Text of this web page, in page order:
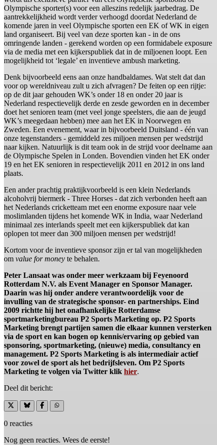
Olympische sporter(s) voor een alleszins redelijk jaarbedrag. De
aantrekkelijkheid wordt verder verhoogd doordat Nederland de
komende jaren in veel Olympische sporten een EK of WK in eigen
land organiseert. Bij veel van deze sporten kan - in de ons
omringende landen - gerekend worden op een formidabele exposure
via de media met een kijkerspubliek dat in de miljoenen loopt. Een
mogelijkheid tot ‘legale’ en inventieve ambush marketing.
Denk bijvoorbeeld eens aan onze handbaldames. Wat stelt dat dan
voor op wereldniveau zult u zich afvragen? De feiten op een rijtje:
op de dit jaar gehouden WK’s onder 18 en onder 20 jaar is
Nederland respectievelijk derde en zesde geworden en in december
doet het senioren team (met veel jonge speelsters, die aan de jeugd
WK’s meegedaan hebben) mee aan het EK in Noorwegen en
Zweden. Een evenement, waar in bijvoorbeeld Duitsland - één van
onze tegenstanders - gemiddeld zes miljoen mensen per wedstrijd
naar kijken. Natuurlijk is dit team ook in de strijd voor deelname aan
de Olympische Spelen in Londen. Bovendien vinden het EK onder
19 en het EK senioren in respectievelijk 2011 en 2012 in ons land
plaats.
Een ander prachtig praktijkvoorbeeld is een klein Nederlands
alcoholvrij biermerk - Three Horses - dat zich verbonden heeft aan
het Nederlands cricketteam met een enorme exposure naar vele
moslimlanden tijdens het komende WK in India, waar Nederland
minimaal zes interlands speelt met een kijkerspubliek dat kan
oplopen tot meer dan 300 miljoen mensen per wedstrijd!
Kortom voor de inventieve sponsor zijn er tal van mogelijkheden
om value for money te behalen.
Peter Lansaat was onder meer werkzaam bij Feyenoord
Rotterdam N.V. als Event Manager en Sponsor Manager.
Daarin was hij onder andere verantwoordelijk voor de
invulling van de strategische sponsor- en partnerships. Eind
2009 richtte hij het onafhankelijke Rotterdamse
sportmarketingbureau P2 Sports Marketing op. P2 Sports
Marketing brengt partijen samen die elkaar kunnen versterken
via de sport en kan bogen op kennis/ervaring op gebied van
sponsoring, sportmarketing, (nieuwe) media, consultancy en
management. P2 Sports Marketing is als intermediair actief
voor zowel de sport als het bedrijfsleven. Om P2 Sports
Marketing te volgen via Twitter klik hier.
Deel dit bericht:
0 reacties
Nog geen reacties. Wees de eerste!